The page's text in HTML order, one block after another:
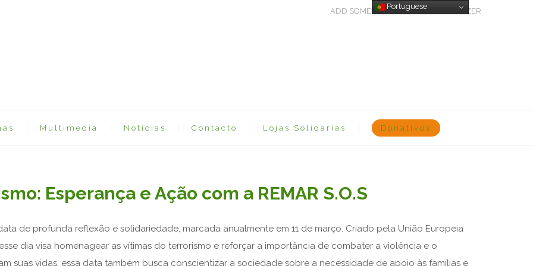
ADD SOME TEXT THROUGH CUSTOMIZER
Multimedia Notícias Contacto Lojas Solidarias Donativos
Esperança e Ação com a REMAR S.O.S
de profunda reflexão e solidariedade, marcada anualmente em 11 de março. Criado pela União Europeia
dia visa homenagear as vítimas do terrorismo e reforçar a importância de combater a violência e o
suas vidas, essa data também busca conscientizar a sociedade sobre a necessidade de apoio às famílias e
Portuguese